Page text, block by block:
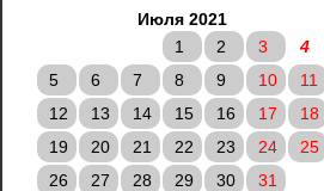
Июля 2021
1
2 3
4
5
6 7 8 9 10
11
12
13 14 15 16 17
18
19
20 21 22 23 24
25
26
27 28 29 30 31